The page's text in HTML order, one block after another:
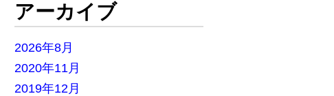
アーカイブ
2026年8月
2020年11月
2019年12月